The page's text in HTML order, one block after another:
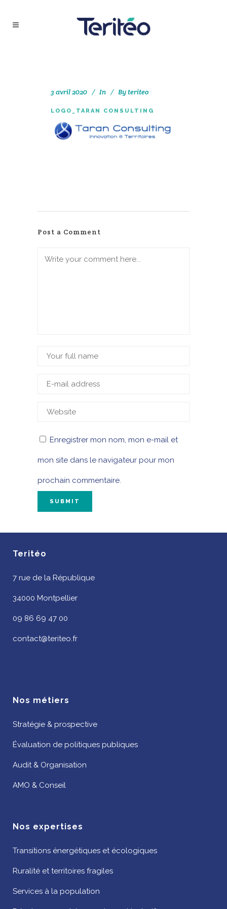
3 avril 2020 In Byteriteo
LOGO_TARAN CONSULTING
Post a Comment
Enregistrer mon nom, mon e-mail et
mon site dans le navigateur pour mon
prochain commentaire.
Teritéo
7 rue de la République
34000 Montpellier
09 86 69 47 00
contact@teriteo.fr
Nos métiers
Stratégie & prospective
Évaluation de politiques publiques
Audit & Organisation
AMO & Conseil
Nos expertises
Transitions énergétiques et écologiques
Ruralité et territoires fragiles
Services à la population